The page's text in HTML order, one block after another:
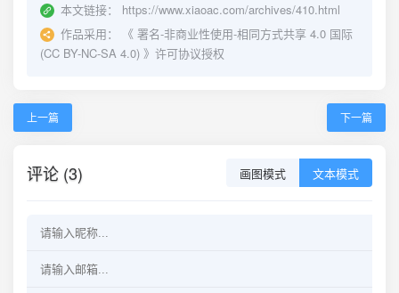
本文链接：
https://www.xiaoac.com/archives/410.html
作品采用：
《 署名-非商业性使用-相同方式共享 4.0 国际
(CC BY-NC-SA 4.0) 》许可协议授权
上一篇 下一篇
评论 (3) 画图模式 文本模式